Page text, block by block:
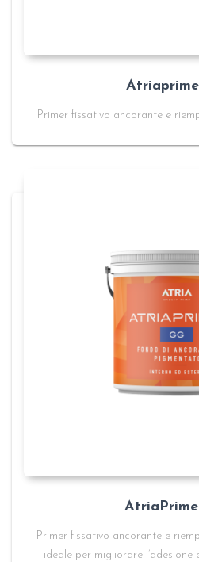
Primer fissativo ancorante e
Primer fissativo ancorante e
ideale per migliorare